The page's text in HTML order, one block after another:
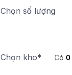
Chọn số lượng
Chọn kho* Có 0